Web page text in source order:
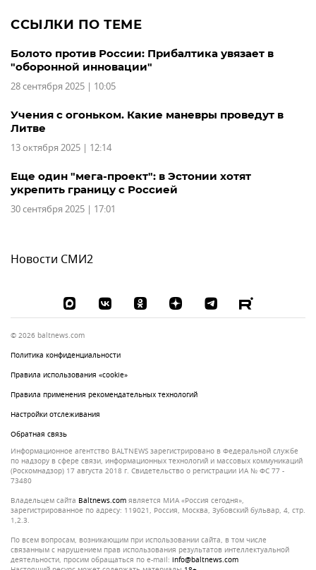
ССЫЛКИ ПО ТЕМЕ
Болото против России: Прибалтика увязает в
"оборонной инновации"
28 сентября 2025 | 10:05
Учения с огоньком. Какие маневры проведут в
Литве
13 октября 2025 | 12:14
Еще один "мега-проект": в Эстонии хотят
укрепить границу с Россией
30 сентября 2025 | 17:01
Новости СМИ2
© 2026 baltnews.com
Политика конфиденциальности
Правила использования «cookie»
Правила применения рекомендательных технологий
Настройки отслеживания
Обратная связь
Информационное агентство BALTNEWS зарегистрировано в Федеральной службе
по надзору в сфере связи, информационных технологий и массовых коммуникаций
(Роскомнадзор) 17 августа 2018 г. Свидетельство о регистрации ИА № ФС 77 -
73480
Владельцем сайта
baltnews.com является МИА «Россия сегодня»,
зарегистрированное по адресу: 119021, Россия, Москва, Зубовский бульвар, 4, стр.
1,2.3.
По всем вопросам, возникающим при использовании сайта, в том числе
связанным с нарушением прав использования результатов интеллектуальной
деятельности, просим обращаться по e-mail: info@baltnews.com